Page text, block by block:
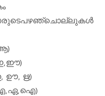
ഊ, ഋ)
(എ,ഏ,ഐ)